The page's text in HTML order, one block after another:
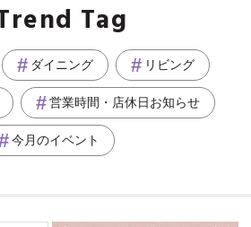
Tag
ダイニング リビング
営業時間・店休日お知らせ
今月のイベント